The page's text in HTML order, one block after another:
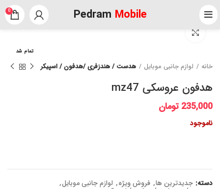
Pedram Mobile
0
تمام شد
خانه لوازم جانبی موبایل هدست / هندزفری /هدفون / اسپیکر
هدفون عروسکی mz47
235,000 تومان
ناموجود
دسته: جدیدترین ها, فروش ویژه, لوازم جانبی موبایل,